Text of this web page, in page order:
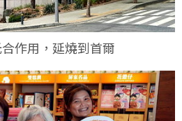
作用，延燒到首爾